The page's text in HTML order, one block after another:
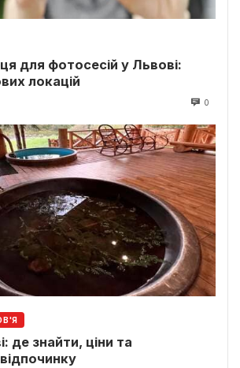
для фотосесій у Львові:
локацій
0
де знайти, ціни та